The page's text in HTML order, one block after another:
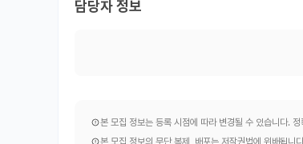
담당자 정보
본 모집 정보는 등록 시점에 따라 변경될 수 있습니다.